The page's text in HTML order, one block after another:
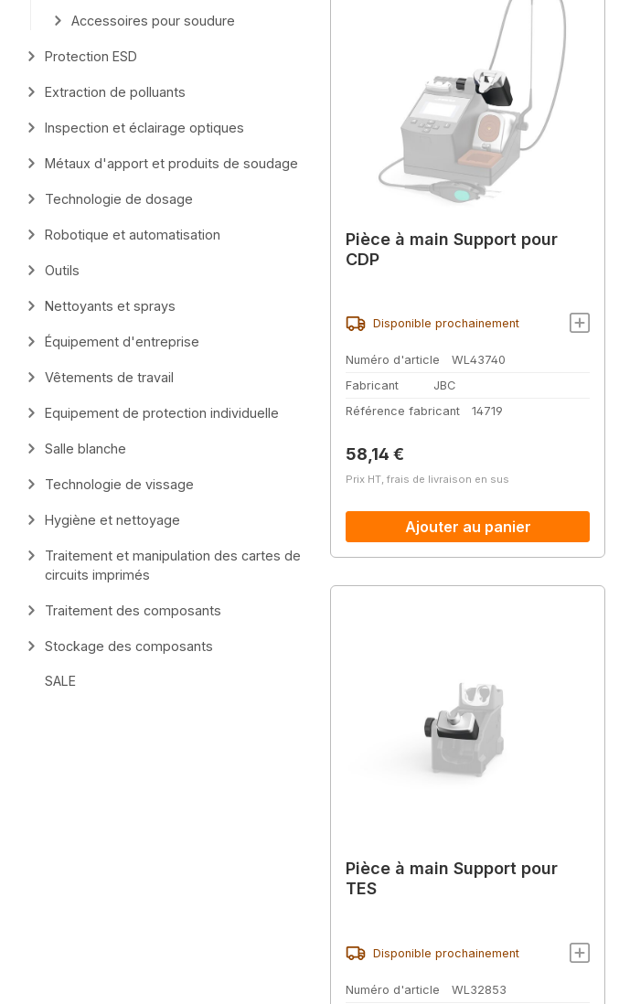
Accessoires pour soudure
Protection ESD
Extraction de polluants
Inspection et éclairage optiques
Métaux d'apport et produits de soudage
Technologie de dosage
Robotique et automatisation
Outils
Nettoyants et sprays
Équipement d'entreprise
Vêtements de travail
Equipement de protection individuelle
Salle blanche
Technologie de vissage
Hygiène et nettoyage
Traitement et manipulation des cartes de
circuits imprimés
Traitement des composants
Stockage des composants
SALE
Pièce à main Support pour
CDP
Disponible prochainement
Numéro d'article
WL43740
Fabricant
JBC
Référence fabricant
14719
Prix régulier :
58,14 €
Prix HT, frais de livraison en sus
Ajouter au panier
Pièce à main Support pour
TES
Disponible prochainement
Numéro d'article WL32853